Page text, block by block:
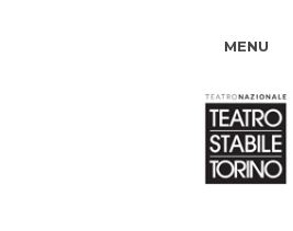
MENU